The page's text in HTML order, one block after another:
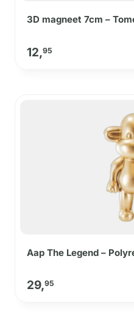
3D magneet 7cm –
12,95
Aap The Legend –
29,95